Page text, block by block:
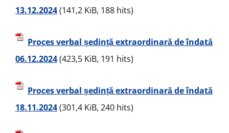
13.12.2024(141,2 KiB, 188 hits)
Proces verbal ședință extraordinară de îndată
06.12.2024(423,5 KiB, 191 hits)
Proces verbal ședință extraordinară de îndată
18.11.2024(301,4 KiB, 240 hits)